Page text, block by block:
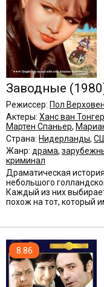
Заводные
Режиссер: Пол Верховен
Актеры: Ханс ван
Мартен Спаньер,
Страна: Нидерланды,
Жанр: драма,
криминал
Драматическая
небольшого
Каждый из них
похож на тот, который
8.86